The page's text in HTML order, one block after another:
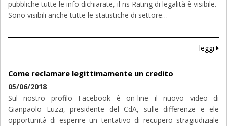
pubbliche tutte le info dichiarate, il ns Rating di legalità è visibile.
Sono visibili anche tutte le statistiche di settore…
leggi
Come reclamare legittimamente un credito
05/06/2018
Sul nostro profilo Facebook è on-line il nuovo video di
Gianpaolo Luzzi, presidente del CdA, sulle differenze e ele
opportunità di esperire un tentativo di recupero stragiudiziale